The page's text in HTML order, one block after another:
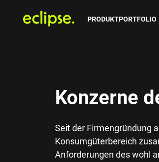
PRODUKTPORTFOLIO
Konzerne
Seit der Firmengründung
Konsumgüterbereich
Anforderungen des wohl